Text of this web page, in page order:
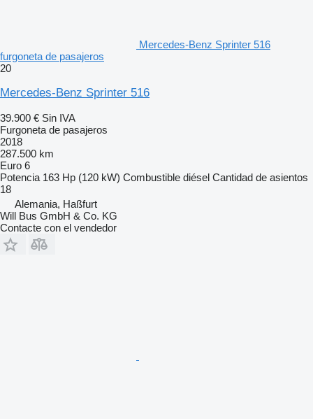
Mercedes-Benz Sprinter 516
furgoneta de pasajeros
20
Mercedes-Benz Sprinter 516
39.900 € Sin IVA
Furgoneta de pasajeros
2018
287.500 km
Euro 6
Potencia 163 Hp (120 kW) Combustible diésel Cantidad de asientos
18
Alemania, Haßfurt
Will Bus GmbH & Co. KG
Contacte con el vendedor